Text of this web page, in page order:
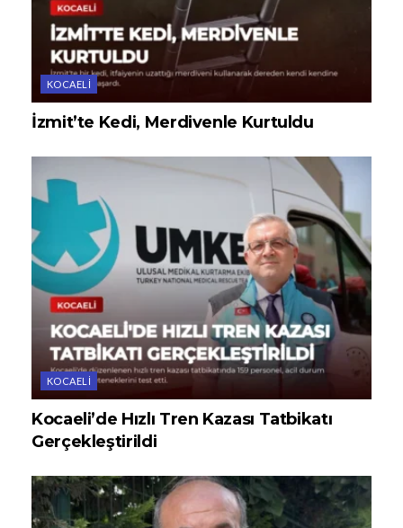
KOCAELI
İzmit’te Kedi, Merdivenle Kurtuldu
KOCAELI
Kocaeli’de Hızlı Tren Kazası Tatbikatı
Gerçekleştirildi